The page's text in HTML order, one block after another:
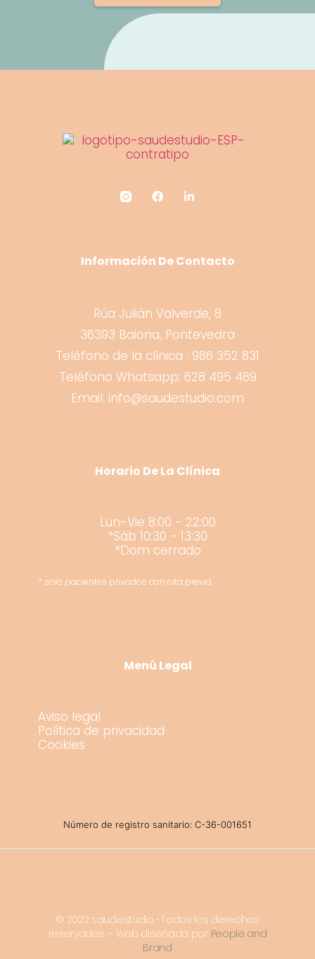
Información De Contacto
Rúa Julián Valverde, 8
36393 Baiona, Pontevedra
Teléfono de la clínica : 986 352 831
Teléfono Whatsapp: 628 495 489
Email: info@saudestudio.com
Horario De La Clínica
Lun-Vie 8:00 - 22:00
*Sáb 10:30 - 13:30
*Dom cerrado
* solo pacientes privados con cita previa.
Menú Legal
Aviso legal
Política de privacidad
Cookies
Número de registro sanitario: C-36-001651
© 2022 saudestudio -Todos los derechos
reservados – Web diseñada por People and
Brand